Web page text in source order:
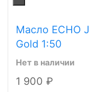
Масло ECHO
Gold 1:50
Нет в наличии
1 900